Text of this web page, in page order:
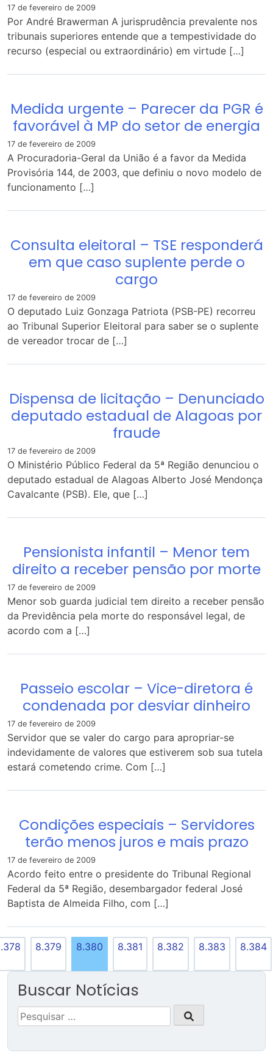
17 de fevereiro de 2009
Por André Brawerman A jurisprudência prevalente nos
tribunais superiores entende que a tempestividade do
recurso (especial ou extraordinário) em virtude […]
Medida urgente – Parecer da PGR é
favorável à MP do setor de energia
17 de fevereiro de 2009
A Procuradoria-Geral da União é a favor da Medida
Provisória 144, de 2003, que definiu o novo modelo de
funcionamento […]
Consulta eleitoral – TSE responderá
em que caso suplente perde o
cargo
17 de fevereiro de 2009
O deputado Luiz Gonzaga Patriota (PSB-PE) recorreu
ao Tribunal Superior Eleitoral para saber se o suplente
de vereador trocar de […]
Dispensa de licitação – Denunciado
deputado estadual de Alagoas por
fraude
17 de fevereiro de 2009
O Ministério Público Federal da 5ª Região denunciou o
deputado estadual de Alagoas Alberto José Mendonça
Cavalcante (PSB). Ele, que […]
Pensionista infantil – Menor tem
direito a receber pensão por morte
17 de fevereiro de 2009
Menor sob guarda judicial tem direito a receber pensão
da Previdência pela morte do responsável legal, de
acordo com a […]
Passeio escolar – Vice-diretora é
condenada por desviar dinheiro
17 de fevereiro de 2009
Servidor que se valer do cargo para apropriar-se
indevidamente de valores que estiverem sob sua tutela
estará cometendo crime. Com […]
Condições especiais – Servidores
terão menos juros e mais prazo
17 de fevereiro de 2009
Acordo feito entre o presidente do Tribunal Regional
Federal da 5ª Região, desembargador federal José
Baptista de Almeida Filho, com […]
8.379 8.380 8.381 8.382 8.383 8.384
Buscar Notícias
Pesquisar
por: